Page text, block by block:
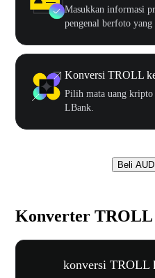
Masukkan informasi
pengenal berfoto
Konversi TROLL
Pilih mata uang kripto
LBank.
Beli
Konverter TROLL
konversi TROLL